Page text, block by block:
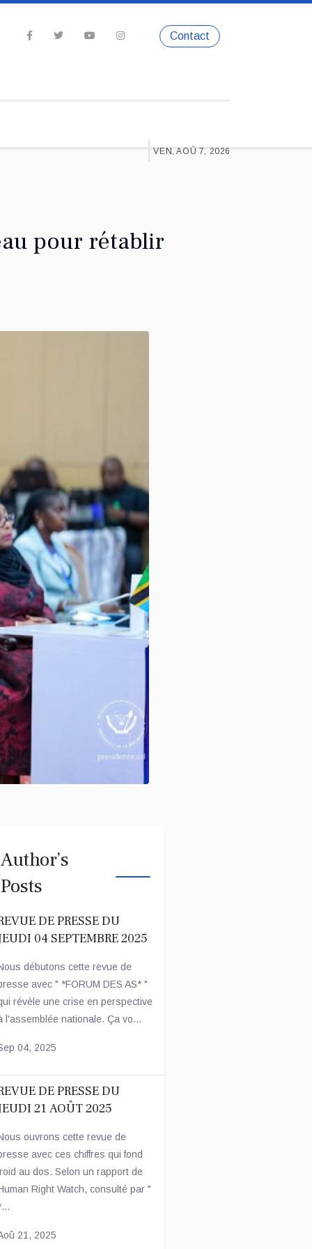
Contact
VEN, AOÛ 7, 2026
pour rétablir
Author’s
Posts
DE PRESSE DU
04 SEPTEMBRE 2025
débutons cette revue de
avec " *FORUM DES AS* "
révèle une crise en perspective
l'assemblée nationale. Ça vo...
04, 2025
DE PRESSE DU
21 AOÛT 2025
ouvrons cette revue de
avec ces chiffres qui fond
au dos. Selon un rapport de
Right Watch, consulté par "
21, 2025